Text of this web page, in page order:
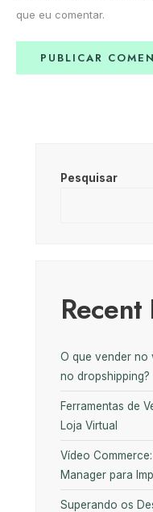
que eu comentar.
Pesquisar
Recent
O que vender no
no dropshipping?
Ferramentas de
Loja Virtual
Vídeo
Manager para
Superando os